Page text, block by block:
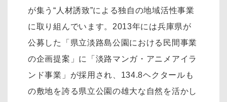
が集う“人材誘致”による独自の地域活性事業
に取り組んでいます。2013年には兵庫県が
公募した「県立淡路島公園における民間事業
の企画提案」に「淡路マンガ・アニメアイラ
ンド事業」が採用され、134.8ヘクタールも
の敷地を誇る県立公園の雄大な自然を活かし